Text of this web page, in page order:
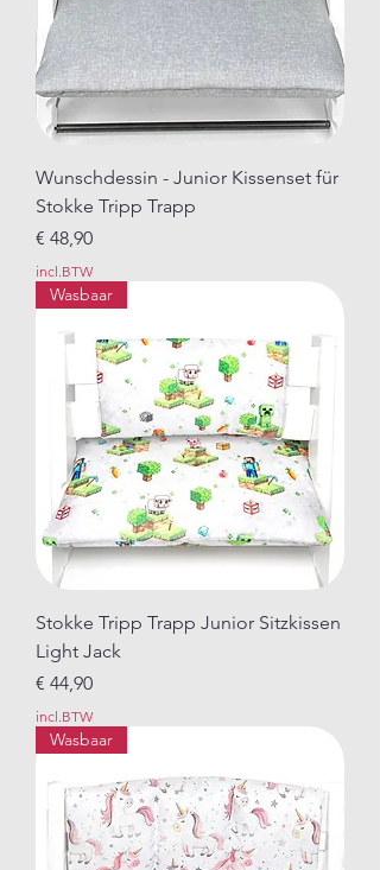
Wunschdessin - Junior Kissenset für
Stokke Tripp Trapp
Prijs
€ 48,90
incl.BTW
Wasbaar
Stokke Tripp Trapp Junior Sitzkissen
Light Jack
Prijs
€ 44,90
incl.BTW
Wasbaar